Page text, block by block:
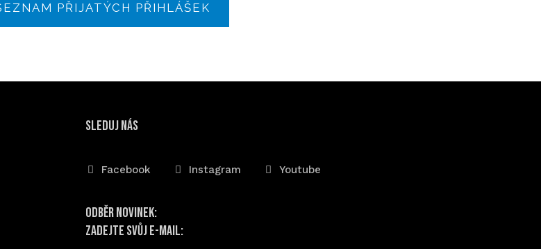
PŘIJATÝCH PŘIHLÁŠEK
sleduj nás
Facebook Instagram Youtube
Odběr novinek:
Zadejte svůj e-mail: